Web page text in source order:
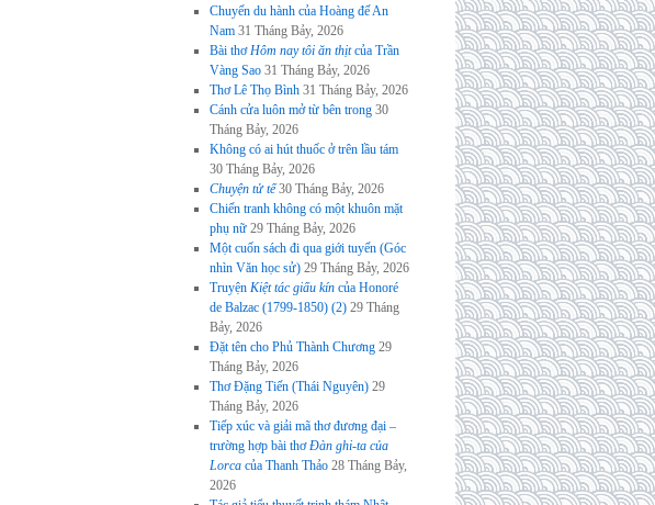
Chuyến du hành của Hoàng đế An
Nam 31 Tháng Bảy, 2026
Bài thơHôm nay tôi ăn thịtcủa Trần
Vàng Sao 31 Tháng Bảy, 2026
Thơ Lê Thọ Bình 31 Tháng Bảy, 2026
Cánh cửa luôn mở từ bên trong 30
Tháng Bảy, 2026
Không có ai hút thuốc ở trên lầu tám
30 Tháng Bảy, 2026
Chuyện tử tế 30 Tháng Bảy, 2026
Chiến tranh không có một khuôn mặt
phụ nữ 29 Tháng Bảy, 2026
Một cuốn sách đi qua giới tuyến (Góc
nhìn Văn học sử) 29 Tháng Bảy, 2026
Truyện Kiệt tác giấu kíncủa Honoré
de Balzac (1799-1850) (2) 29 Tháng
Bảy, 2026
Đặt tên cho Phủ Thành Chương 29
Tháng Bảy, 2026
Thơ Đặng Tiến (Thái Nguyên) 29
Tháng Bảy, 2026
Tiếp xúc và giải mã thơ đương đại –
trường hợp bài thơĐàn ghi-ta của
Lorcacủa Thanh Thảo 28 Tháng Bảy,
2026